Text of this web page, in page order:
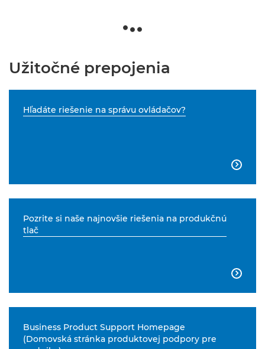
Užitočné prepojenia
Hľadáte riešenie na správu ovládačov?

Pozrite si naše najnovšie riešenia na produkčnú
tlač

Business Product Support Homepage
(Domovská stránka produktovej podpory pre